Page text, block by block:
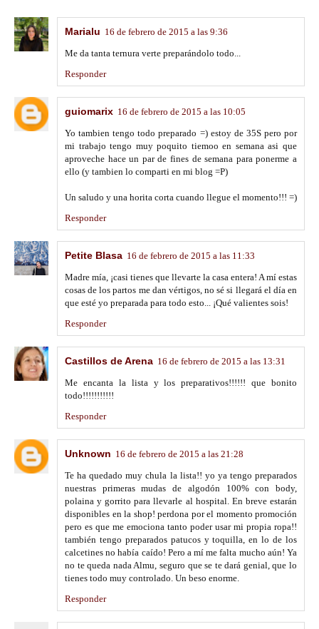
Marialu 16 de febrero de 2015 a las 9:36
Me da tanta ternura verte preparándolo todo...
Responder
guiomarix 16 de febrero de 2015 a las 10:05
Yo tambien tengo todo preparado =) estoy de 35S pero por
mi trabajo tengo muy poquito tiemoo en semana asi que
aproveche hace un par de fines de semana para ponerme a
ello (y tambien lo comparti en mi blog =P)
Un saludo y una horita corta cuando llegue el momento!!! =)
Responder
Petite Blasa 16 de febrero de 2015 a las 11:33
Madre mía, ¡casi tienes que llevarte la casa entera! A mí estas
cosas de los partos me dan vértigos, no sé si llegará el día en
que esté yo preparada para todo esto... ¡Qué valientes sois!
Responder
Castillos de Arena 16 de febrero de 2015 a las 13:31
Me encanta la lista y los preparativos!!!!!! que bonito
todo!!!!!!!!!!!
Responder
Unknown 16 de febrero de 2015 a las 21:28
Te ha quedado muy chula la lista!! yo ya tengo preparados
nuestras primeras mudas de algodón 100% con body,
polaina y gorrito para llevarle al hospital. En breve estarán
disponibles en la shop! perdona por el momento promoción
pero es que me emociona tanto poder usar mi propia ropa!!
también tengo preparados patucos y toquilla, en lo de los
calcetines no había caído! Pero a mí me falta mucho aún! Ya
no te queda nada Almu, seguro que se te dará genial, que lo
tienes todo muy controlado. Un beso enorme.
Responder